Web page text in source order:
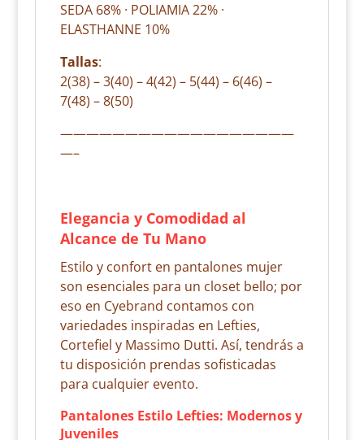
SEDA 68% · POLIAMIA 22% ·
ELASTHANNE 10%
Tallas:
2(38) – 3(40) – 4(42) – 5(44) – 6(46) –
7(48) – 8(50)
——————————————————
—–
Elegancia y Comodidad al
Alcance de Tu Mano
Estilo y confort en pantalones mujer
son esenciales para un closet bello; por
eso en Cyebrand contamos con
variedades inspiradas en Lefties,
Cortefiel y Massimo Dutti. Así, tendrás a
tu disposición prendas sofisticadas
para cualquier evento.
Pantalones Estilo Lefties: Modernos y
Juveniles